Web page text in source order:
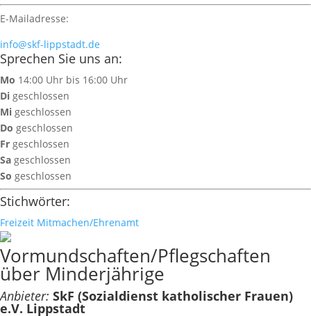
E-Mailadresse:
info@skf-lippstadt.de
Sprechen Sie uns an:
Mo 14:00 Uhr bis 16:00 Uhr
Di geschlossen
Mi geschlossen
Do geschlossen
Fr geschlossen
Sa geschlossen
So geschlossen
Stichwörter:
Freizeit Mitmachen/Ehrenamt
Vormundschaften/Pflegschaften
über Minderjährige
Anbieter: SkF (Sozialdienst katholischer Frauen)
e.V. Lippstadt